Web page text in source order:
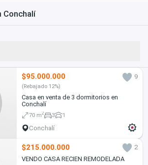
Conchalí
$95.000.000 9
(Rebajado 12%)
Casa en venta de 3 dormitorios en
Conchalí
70 m2 3 1
Conchalí
$215.000.000
2
VENDO CASA RECIEN REMODELADA